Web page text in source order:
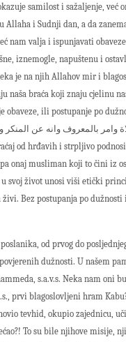
samilost i sažaljenje, već
Allaha i Sudnji dan, a da
nam valja i ispunjavati
iznemogle, napuštenu i
je na njih Allahov mir i
naša braća koji znaju cjelinu
ili postupanje po
od hrđavih i strpljivo podnosi
onaj musliman koji to čini iz
svoj život unosi viši etički
Bez postupanja po dužnosti
od prvog do
dužnosti. U našem
s.a.v.s. Neka nam oni
prvi blagoslovljeni hram
tevhid, okupio zajednicu,
To su bile njihove misije,